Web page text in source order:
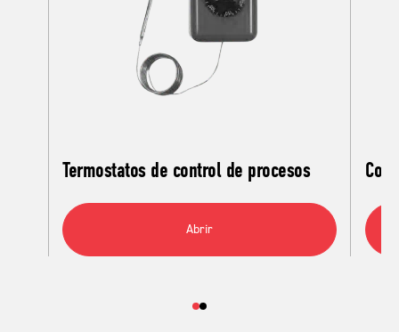
Termostatos de control de procesos
Abrir